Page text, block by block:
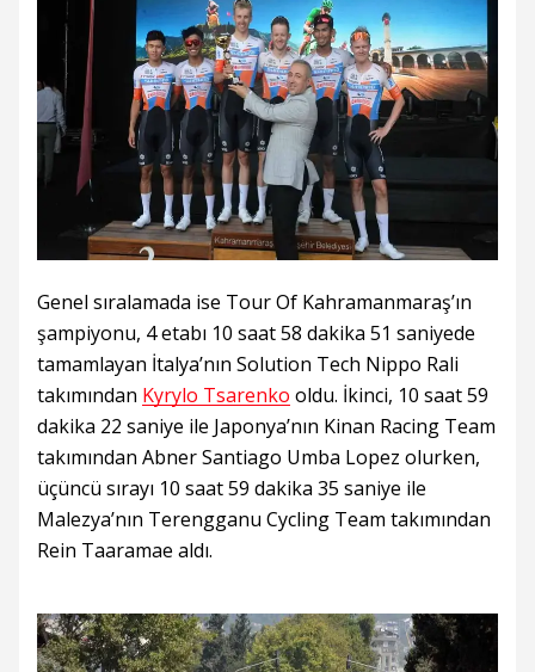
Genel sıralamada ise Tour Of Kahramanmaraş’ın
şampiyonu, 4 etabı 10 saat 58 dakika 51 saniyede
tamamlayan İtalya’nın Solution Tech Nippo Rali
takımından Kyrylo Tsarenko oldu. İkinci, 10 saat 59
dakika 22 saniye ile Japonya’nın Kinan Racing Team
takımından Abner Santiago Umba Lopez olurken,
üçüncü sırayı 10 saat 59 dakika 35 saniye ile
Malezya’nın Terengganu Cycling Team takımından
Rein Taaramae aldı.